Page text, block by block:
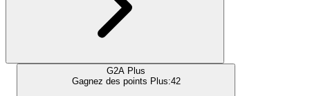
G2A Plus
Gagnez des points Plus:42